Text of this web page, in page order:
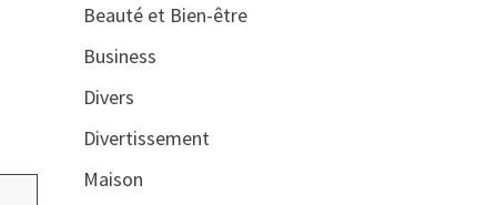
Beauté et Bien-être
Business
Divers
Divertissement
Maison